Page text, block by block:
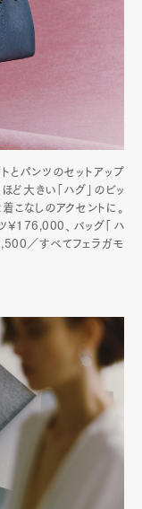
とパンツのセットアップ
ど大きい「ハグ」のビッ
こなしのアクセントに。
¥176,000、バッグ「ハ
／すべてフェラガモ